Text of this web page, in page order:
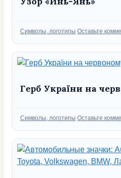
Рубрики
Символы, логотипы Оставьте
Герб України на
Рубрики
Символы, логотипы Оставьте